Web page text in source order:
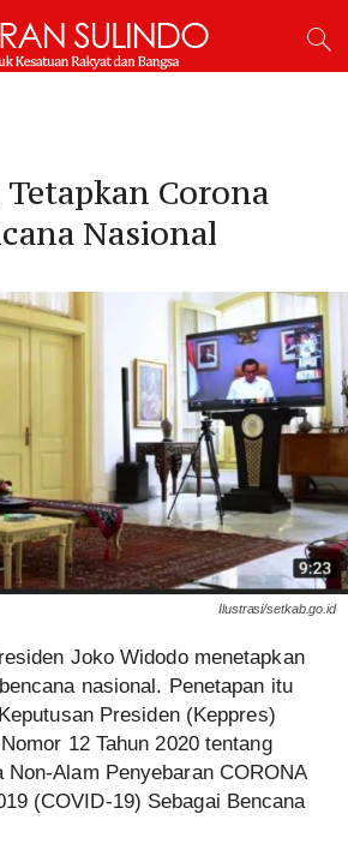
Corona
Nasional
Ilustrasi/setkab.go.id
Joko Widodo menetapkan
nasional. Penetapan itu
Presiden (Keppres)
12 Tahun 2020 tentang
Non-Alam Penyebaran CORONA
(COVID-19) Sebagai Bencana